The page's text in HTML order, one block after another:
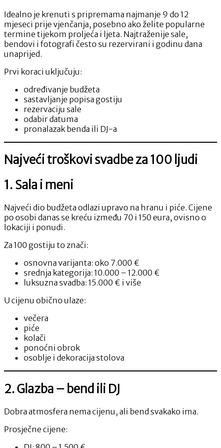
Idealno je krenuti s pripremama najmanje 9 do 12
mjeseci prije vjenčanja, posebno ako želite popularne
termine tijekom proljeća i ljeta. Najtraženije sale,
bendovi i fotografi često su rezervirani i godinu dana
unaprijed.
Prvi koraci uključuju:
određivanje budžeta
sastavljanje popisa gostiju
rezervaciju sale
odabir datuma
pronalazak benda ili DJ-a
Najveći troškovi svadbe za 100 ljudi
1. Sala i meni
Najveći dio budžeta odlazi upravo na hranu i piće. Cijene
po osobi danas se kreću između 70 i 150 eura, ovisno o
lokaciji i ponudi.
Za 100 gostiju to znači:
osnovna varijanta: oko 7.000 €
srednja kategorija: 10.000 – 12.000 €
luksuzna svadba: 15.000 € i više
U cijenu obično ulaze:
večera
piće
kolači
ponoćni obrok
osoblje i dekoracija stolova
2. Glazba – bend ili DJ
Dobra atmosfera nema cijenu, ali bend svakako ima.
Prosječne cijene: